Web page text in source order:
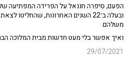
הפעם, סיפרה חננאל על הפרידה המפתיעה של
ובעלה ב־22 השנים האחרונות, שהחליטו
משלהם.
ואיך אפשר בלי מעט חדשות מבית המלוכה
29/07/2021